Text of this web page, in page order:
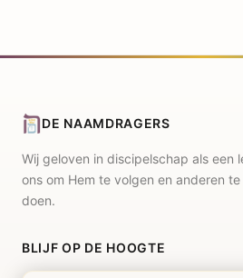
DE NAAMDRAGERS
Wij geloven in discipelschap als een
ons om Hem te volgen en anderen
doen.
BLIJF OP DE HOOGTE